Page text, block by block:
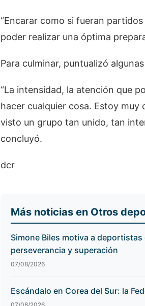
“Encarar como si fueran
poder realizar una óptima
Para culminar, puntualizó
“La intensidad, la atención que
hacer cualquier cosa. Estoy
visto un grupo tan unido, tan
concluyó.
dcr
Más noticias en Otros
Simone Biles motiva a
perseverancia y superación
07/08/2026
Escándalo en Corea del Sur: la